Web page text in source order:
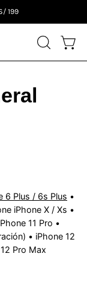
199
ABRIR
BARRA
6 Plus / 6s Plus •
iPhone X / Xs •
11 Pro •
• iPhone 12
Pro Max